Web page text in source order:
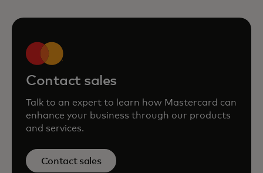
Contact sales
Talk to an expert to learn how Mastercard can
enhance your business through our products
and services.
Contact sales